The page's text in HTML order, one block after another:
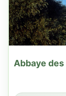
Abbaye